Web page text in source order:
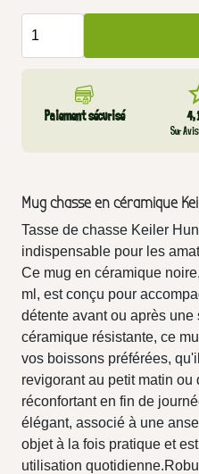
Paiement sécurisé
Sur
Mug chasse en céramique
Tasse de chasse Keiler
indispensable pour les
Ce mug en céramique
ml, est conçu pour
détente avant ou après
céramique résistante, ce
vos boissons préférées,
revigorant au petit matin ou
réconfortant en fin de
élégant, associé à une
objet à la fois pratique et
utilisation